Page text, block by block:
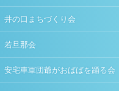
井の口まちづくり会
若旦那会
安宅車軍団爺がおばばを踊る会